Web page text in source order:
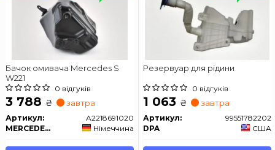
Бачок омивача Mercedes S
W221
0 відгуків
3 788 ₴ завтра
Артикул:
A2218691020
MERCEDES-BENZ
Німеччина
Резервуар для рідини
0 відгуків
1 063 ₴ завтра
Артикул:
99551782202
DPA
США